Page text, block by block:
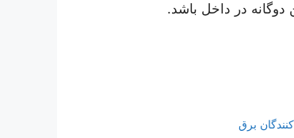
در داخل باشد.